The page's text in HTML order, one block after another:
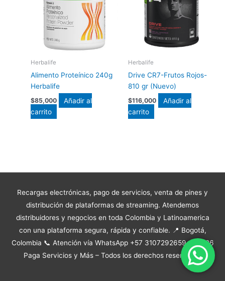
Herbalife
Alimento Proteínico 240g
Herbalife
$85,000
Añadir al
carrito
Herbalife
Drive CR7-Frutos Rojos-
810 gr (Nuevo)
$116,000
Añadir al
carrito
Recargas electrónicas, pago de servicios, venta de pines y
distribución de plataformas de streaming. Atendemos
distribuidores y negocios en toda Colombia y Latinoamerica
con una plataforma segura, rápida y confiable. 📍 Bogotá,
Colombia 📞 Atención vía WhatsApp +57 3107292659 © 2026
Paga Servicios y Más – Todos los derechos reservados